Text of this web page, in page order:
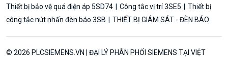
Thiết bị bảo vệ quá điện áp 5SD74
Công tắc vị trí 3SE5
Thiết bị
công tắc nút nhấn đèn báo 3SB
THIẾT BỊ GIÁM SÁT - ĐÈN BÁO
© 2026 PLCSIEMENS.VN | ĐẠI LÝ PHÂN PHỐI SIEMENS TẠI VIỆT